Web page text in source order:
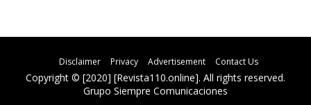
Disclaimer Privacy Advertisement Contact Us
Copyright © [2020] [Revista110.online]. All rights reserved.
Grupo Siempre Comunicaciones